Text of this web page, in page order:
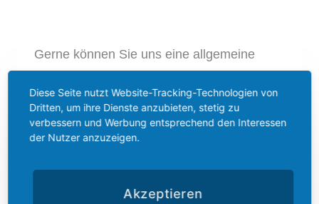
Gerne können Sie uns eine allgemeine
Bitte füllen Sie alle Felder mit * aus.
Name*
Email*
Diese Seite nutzt Website-Tracking-Technologien von
Dritten, um ihre Dienste anzubieten, stetig zu
verbessern und Werbung entsprechend den Interessen
der Nutzer anzuzeigen.
Akzeptieren